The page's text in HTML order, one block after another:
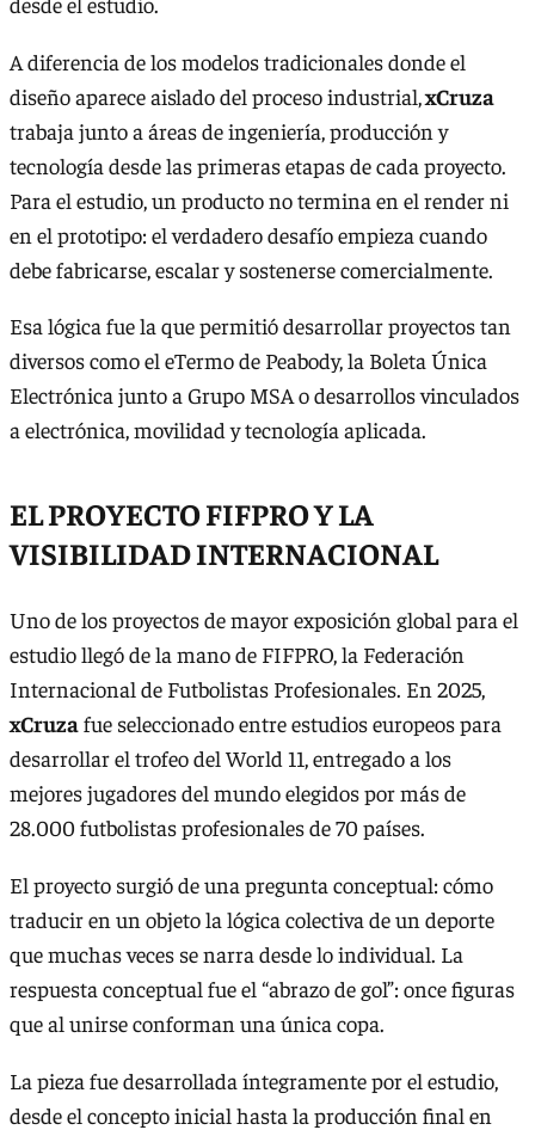
A diferencia de los modelos tradicionales donde el
diseño aparece aislado del proceso industrial,xCruza
trabaja junto a áreas de ingeniería, producción y
tecnología desde las primeras etapas de cada proyecto.
Para el estudio, un producto no termina en el render ni
en el prototipo: el verdadero desafío empieza cuando
debe fabricarse, escalar y sostenerse comercialmente.
Esa lógica fue la que permitió desarrollar proyectos tan
diversos como el eTermo de Peabody, la Boleta Única
Electrónica junto a Grupo MSA o desarrollos vinculados
a electrónica, movilidad y tecnología aplicada.
EL PROYECTO FIFPRO Y LA
VISIBILIDAD INTERNACIONAL
Uno de los proyectos de mayor exposición global para el
estudio llegó de la mano de FIFPRO, la Federación
Internacional de Futbolistas Profesionales. En 2025,
xCruzafue seleccionado entre estudios europeos para
desarrollar el trofeo del World 11, entregado a los
mejores jugadores del mundo elegidos por más de
28.000 futbolistas profesionales de 70 países.
El proyecto surgió de una pregunta conceptual: cómo
traducir en un objeto la lógica colectiva de un deporte
que muchas veces se narra desde lo individual. La
respuesta conceptual fue el “abrazo de gol”: once figuras
que al unirse conforman una única copa.
La pieza fue desarrollada íntegramente por el estudio,
desde el concepto inicial hasta la producción final en